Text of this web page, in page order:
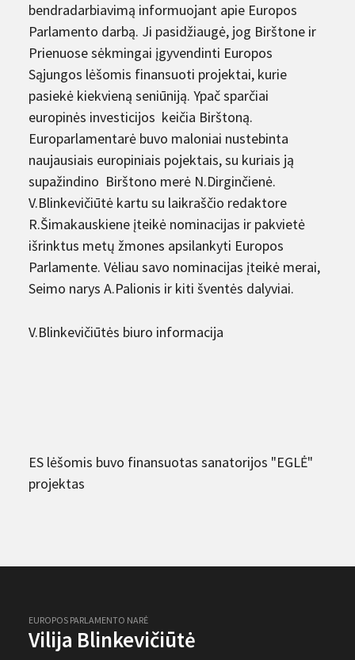
bendradarbiavimą informuojant apie Europos
Parlamento darbą. Ji pasidžiaugė, jog Birštone ir
Prienuose sėkmingai įgyvendinti Europos
Sąjungos lėšomis finansuoti projektai, kurie
pasiekė kiekvieną seniūniją. Ypač sparčiai
europinės investicijos keičia Birštoną.
Europarlamentarė buvo maloniai nustebinta
naujausiais europiniais pojektais, su kuriais ją
supažindino Birštono merė N.Dirginčienė.
V.Blinkevičiūtė kartu su laikraščio redaktore
R.Šimakauskiene įteikė nominacijas ir pakvietė
išrinktus metų žmones apsilankyti Europos
Parlamente. Vėliau savo nominacijas įteikė merai,
Seimo narys A.Palionis ir kiti šventės dalyviai.
V.Blinkevičiūtės biuro informacija
ES lėšomis buvo finansuotas sanatorijos "EGLĖ"
projektas
EUROPOS PARLAMENTO NARĖ
Vilija Blinkevičiūtė